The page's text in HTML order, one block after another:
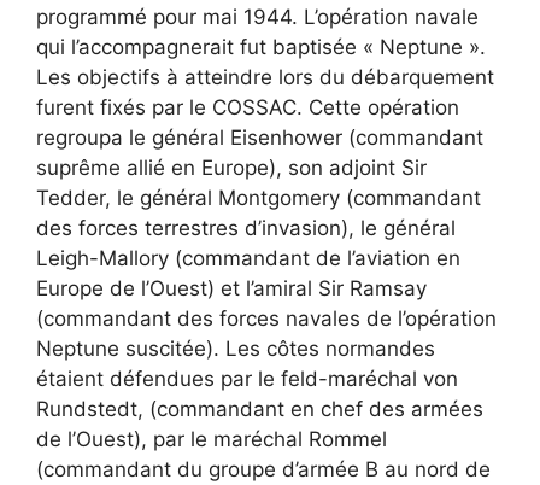
programmé pour mai 1944. L’opération navale
qui l’accompagnerait fut baptisée « Neptune ».
Les objectifs à atteindre lors du débarquement
furent fixés par le COSSAC. Cette opération
regroupa le général Eisenhower (commandant
suprême allié en Europe), son adjoint Sir
Tedder, le général Montgomery (commandant
des forces terrestres d’invasion), le général
Leigh-Mallory (commandant de l’aviation en
Europe de l’Ouest) et l’amiral Sir Ramsay
(commandant des forces navales de l’opération
Neptune suscitée). Les côtes normandes
étaient défendues par le feld-maréchal von
Rundstedt, (commandant en chef des armées
de l’Ouest), par le maréchal Rommel
(commandant du groupe d’armée B au nord de